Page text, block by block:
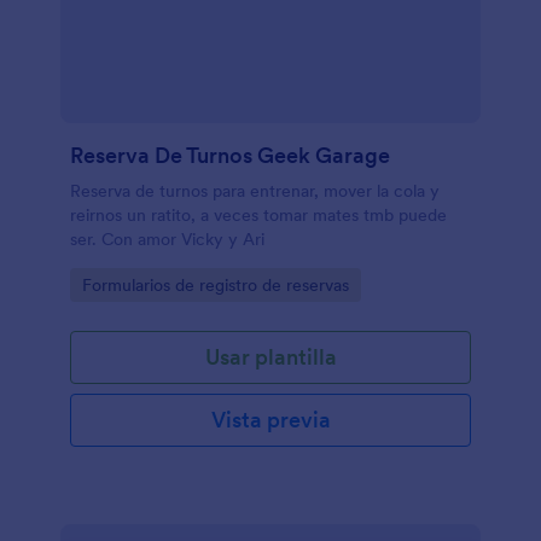
Reserva De Turnos Geek Garage
Reserva de turnos para entrenar, mover la cola y
reirnos un ratito, a veces tomar mates tmb puede
ser. Con amor Vicky y Ari
Go to Category:
Formularios de registro de reservas
Usar plantilla
Vista previa